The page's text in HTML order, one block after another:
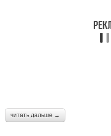
читать дальше →